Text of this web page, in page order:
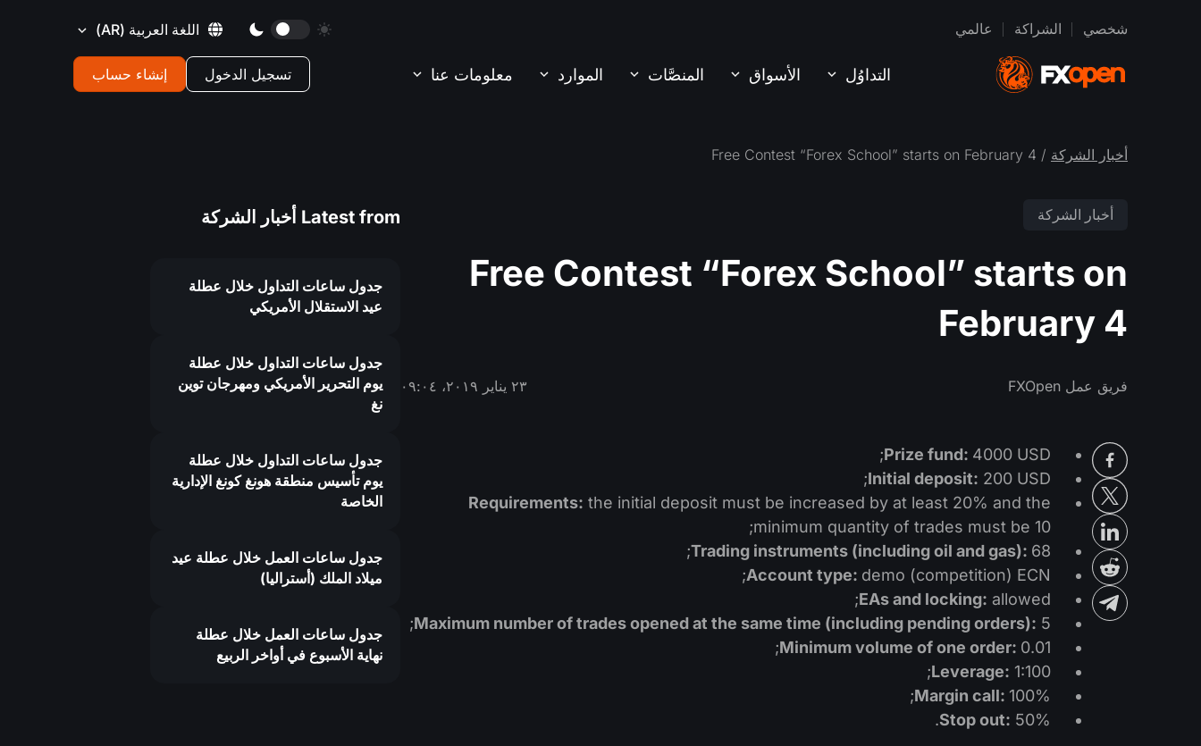
شخصي الشراكة عالمي اللغة العربية (AR)
التداوُل الأسواق المنصَّات الموارد معلومات عنا تسجيل الدخول إنشاء حساب
أخبار الشركة / Free Contest “Forex School” starts on February 4
أخبار الشركة
Free Contest “Forex School” starts on
February 4
فريق عمل FXOpen ٢٣ يناير ٢٠١٩، ٠٩:٠٤
Prize fund: 4000 USD;
Initial deposit: 200 USD;
Requirements: the initial deposit must be increased by at least 20% and the
minimum quantity of trades must be 10;
Trading instruments (including oil and gas): 68;
Account type: demo (competition) ECN;
EAs and locking: allowed;
Maximum number of trades opened at the same time (including pending orders): 5;
Minimum volume of one order: 0.01;
Leverage: 1:100;
Margin call: 100%;
Stop out: 50%.
Latest from أخبار الشركة
جدول ساعات التداول خلال عطلة
عيد الاستقلال الأمريكي
جدول ساعات التداول خلال عطلة
يوم التحرير الأمريكي ومهرجان توين
نغ
جدول ساعات التداول خلال عطلة
يوم تأسيس منطقة هونغ كونغ الإدارية
الخاصة
جدول ساعات العمل خلال عطلة عيد
ميلاد الملك (أستراليا)
جدول ساعات العمل خلال عطلة
نهاية الأسبوع في أواخر الربيع